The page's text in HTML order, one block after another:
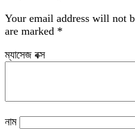
Your email address will not
are marked *
ম্যাসেজ বক্স
নাম